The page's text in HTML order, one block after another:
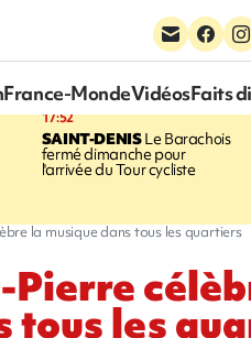
France-MondeVidéosFaits
17:52
SAINT-DENISLe Barachois
fermé dimanche pour
l'arrivée du Tour cycliste
la musique dans tous les quartiers
Pierre
tous les